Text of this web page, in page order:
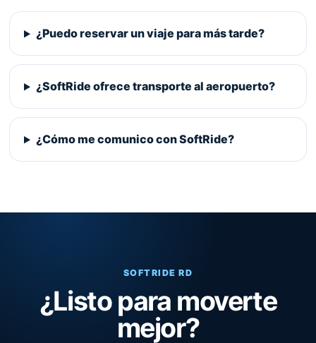
¿Puedo reservar un viaje para más tarde?
¿SoftRide ofrece transporte al aeropuerto?
¿Cómo me comunico con SoftRide?
SOFTRIDE RD
¿Listo para moverte
mejor?